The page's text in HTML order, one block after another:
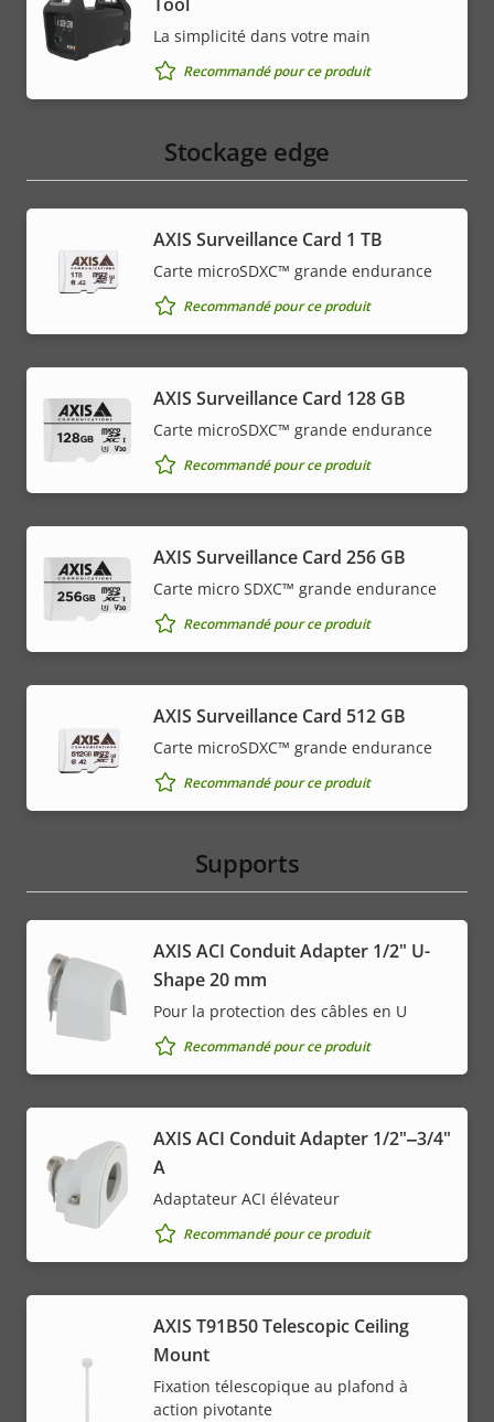
La simplicité dans votre main
Recommandé pour ce produit
Stockage edge
AXIS Surveillance Card 1 TB
Carte microSDXC™ grande endurance
Recommandé pour ce produit
AXIS Surveillance Card 128 GB
Carte microSDXC™ grande endurance
Recommandé pour ce produit
AXIS Surveillance Card 256 GB
Carte micro SDXC™ grande endurance
Recommandé pour ce produit
AXIS Surveillance Card 512 GB
Carte microSDXC™ grande endurance
Recommandé pour ce produit
Supports
AXIS ACI Conduit Adapter 1/2" U-
Shape 20 mm
Pour la protection des câbles en U
Recommandé pour ce produit
AXIS ACI Conduit Adapter 1/2"‒3/4"
A
Adaptateur ACI élévateur
Recommandé pour ce produit
AXIS T91B50 Telescopic Ceiling
Mount
Fixation télescopique au plafond à
action pivotante